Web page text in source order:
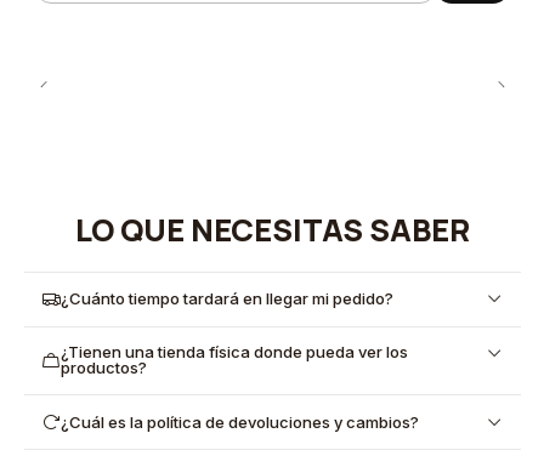
LO QUE NECESITAS SABER
¿Cuánto tiempo tardará en llegar mi pedido?
¿Tienen una tienda física donde pueda ver los
productos?
¿Cuál es la política de devoluciones y cambios?